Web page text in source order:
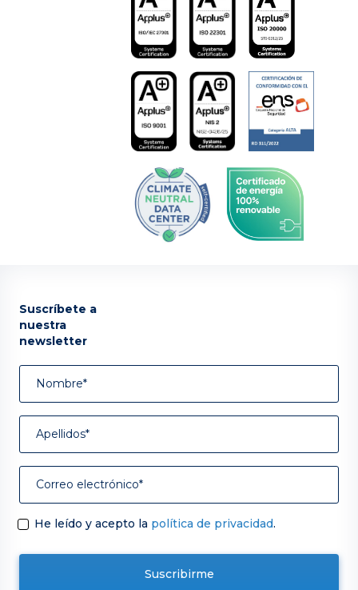
Suscríbete a
nuestra
newsletter
He leído y acepto la política de privacidad.